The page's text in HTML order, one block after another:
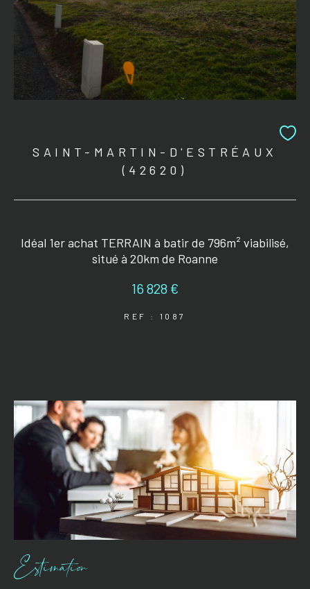
SAINT-MARTIN-D'ESTRÉAUX
(42620)
Idéal 1er achat TERRAIN à batir de 796m² viabilisé,
situé à 20km de Roanne
16 828 €
REF : 1087
Estimation